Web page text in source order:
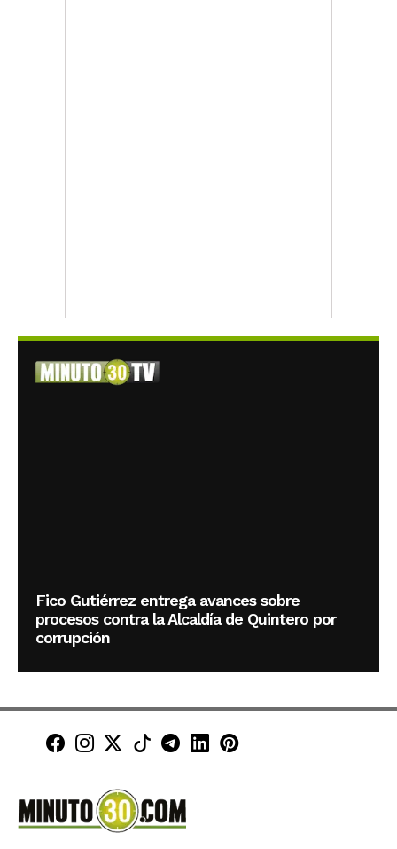
Fico Gutiérrez entrega avances sobre
procesos contra la Alcaldía de Quintero por
corrupción
Minuto30 en Facebook
Minuto30 en Instagram
Minuto30 en X (Twitter)
Minuto30 en TikTok
Canal de Minuto30 en
Minuto30 en LinkedIn
Minuto30 en